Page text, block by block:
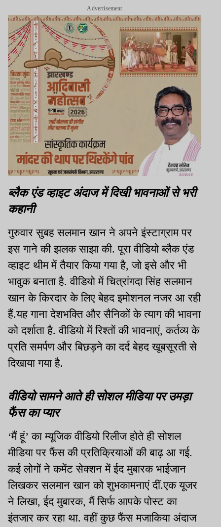
Advertisement
ब्लैक एंड व्हाइट अंदाज में दिखी भावनाओं से भरी
कहानी
गुरुवार सुबह सलमान खान ने अपने इंस्टाग्राम पर
इस गाने की झलक साझा की. पूरा वीडियो ब्लैक एंड
व्हाइट थीम में तैयार किया गया है, जो इसे और भी
भावुक बनाता है. वीडियो में चित्रांगदा सिंह सलमान
खान के किरदार के लिए बेहद इमोशनल नजर आ रही
हैं.यह गाना देशभक्ति और सैनिकों के त्याग की भावना
को दर्शाता है. वीडियो में रिश्तों की भावनाएं, कर्तव्य के
प्रति समर्पण और बिछड़ने का दर्द बेहद खूबसूरती से
दिखाया गया है.
वीडियो सामने आते ही सोशल मीडिया पर उमड़ा
फैंस का प्यार
‘मैं हूं’ का म्यूजिक वीडियो रिलीज होते ही सोशल
मीडिया पर फैंस की प्रतिक्रियाओं की बाढ़ आ गई.
कई लोगों ने कमेंट सेक्शन में ईद मुबारक भाईजान
लिखकर सलमान खान को शुभकामनाएं दीं.एक यूजर
ने लिखा, ईद मुबारक, मैं सिर्फ आपके पोस्ट का
इंतजार कर रहा था. वहीं कुछ फैंस मजाकिया अंदाज